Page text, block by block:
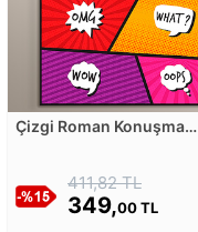
Çizgi Roman Konuşma
411,82 TL
349,00 TL